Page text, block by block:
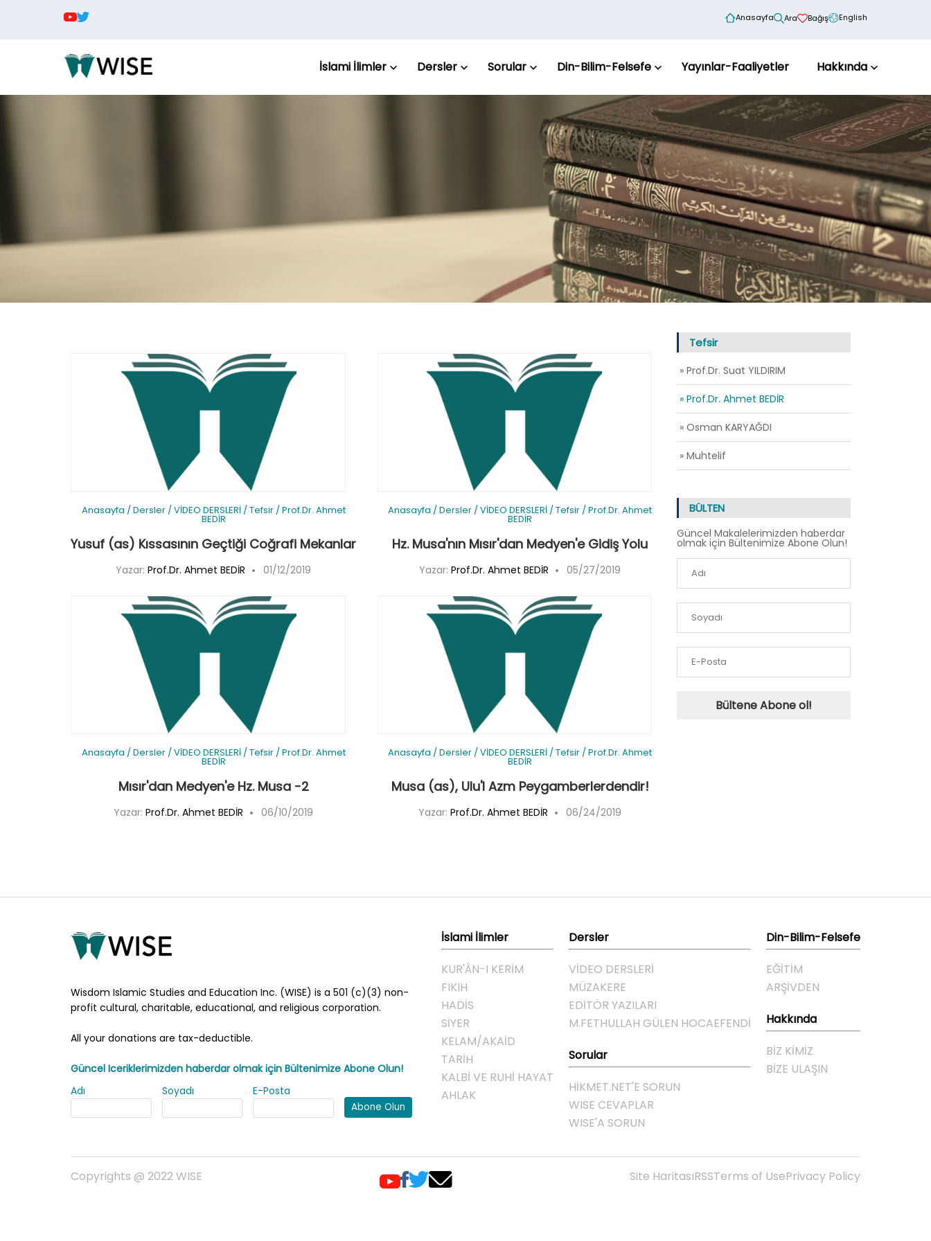
Anasayfa Ara Bağış English
İslami İlimler Dersler Sorular Din-Bilim-Felsefe Yayınlar-Faaliyetler Hakkında
Anasayfa /Dersler/VİDEO DERSLERİ/Tefsir/Prof.Dr. Ahmet
BEDİR
Yusuf (as) Kıssasının Geçtiği Coğrafi Mekanlar
Yazar: Prof.Dr. Ahmet BEDİR 01/12/2019
Anasayfa /Dersler /VİDEO DERSLERİ /Tefsir /Prof.Dr. Ahmet
BEDİR
Hz. Musa'nın Mısır'dan Medyen'e Gidiş Yolu
Yazar: Prof.Dr. Ahmet BEDİR 05/27/2019
Anasayfa /Dersler/VİDEO DERSLERİ/Tefsir/Prof.Dr. Ahmet
BEDİR
Mısır'dan Medyen'e Hz. Musa -2
Yazar: Prof.Dr. Ahmet BEDİR 06/10/2019
Anasayfa /Dersler /VİDEO DERSLERİ /Tefsir /Prof.Dr. Ahmet
BEDİR
Musa (as), Ulu'l Azm Peygamberlerdendir!
Yazar: Prof.Dr. Ahmet BEDİR 06/24/2019
Tefsir
» Prof.Dr. Suat YILDIRIM
» Prof.Dr. Ahmet BEDİR
» Osman KARYAĞDI
» Muhtelif
BÜLTEN
Güncel Makalelerimizden haberdar
olmak için Bültenimize Abone Olun!
Bültene Abone ol!
Wisdom Islamic Studies and Education Inc. (WISE) is a 501 (c)(3) non-
profit cultural, charitable, educational, and religious corporation.
All your donations are tax-deductible.
Güncel Iceriklerimizden haberdar olmak için Bültenimize Abone Olun!
Adı
Soyadı E-Posta
Abone Olun
İslami İlimler
KUR'ÂN-I KERİM
FIKIH
HADİS
SİYER
KELAM/AKAİD
TARİH
KALBİ VE RUHİ HAYAT
AHLAK
Dersler
VİDEO DERSLERİ
MÜZAKERE
EDİTÖR YAZILARI
M.FETHULLAH GÜLEN HOCAEFENDI
Sorular
HIKMET.NET'E SORUN
WISE CEVAPLAR
WISE'A SORUN
Din-Bilim-Felsefe
EĞITIM
ARŞIVDEN
Hakkında
BIZ KIMIZ
BIZE ULAŞIN
Copyrights @ 2022 WISE Site HaritasıRSSTerms of UsePrivacy Policy